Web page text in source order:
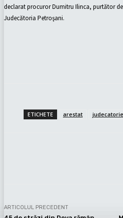
declarat procuror Dumitru Ilinca, purtător
Judecătoria Petroşani.
ETICHETE arestat judecatorie
ARTICOLUL PRECEDENT